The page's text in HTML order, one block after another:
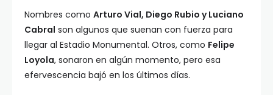
Nombres como Arturo Vial, Diego Rubio y Luciano
Cabral son algunos que suenan con fuerza para
llegar al Estadio Monumental. Otros, como Felipe
Loyola, sonaron en algún momento, pero esa
efervescencia bajó en los últimos días.